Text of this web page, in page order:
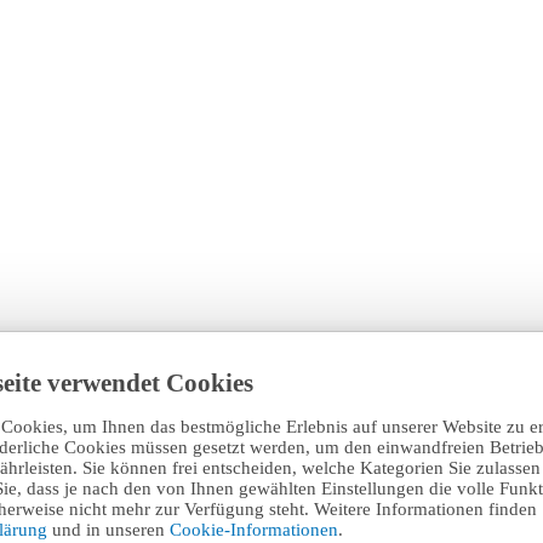
verwendet Cookies
um Ihnen das bestmögliche Erlebnis auf unserer Website zu
Cookies müssen gesetzt werden, um den einwandfreien
Sie können frei entscheiden, welche Kategorien Sie
dass je nach den von Ihnen gewählten Einstellungen die volle
nicht mehr zur Verfügung steht. Weitere Informationen finden
und in unseren Cookie-Informationen.